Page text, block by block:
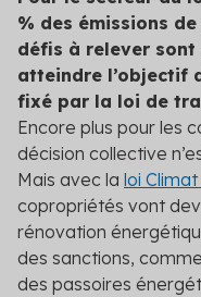
% des émissions
défis à relever
atteindre l’objectif
fixé par la loi de
Encore plus pour les
décision collective
Mais avec la loi
copropriétés vont
rénovation
des sanctions,
des passoires